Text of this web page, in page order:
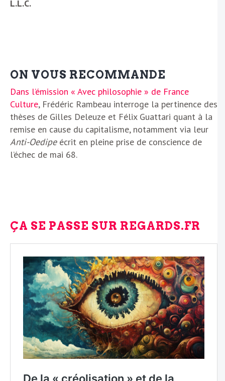
L.L.C.
ON VOUS RECOMMANDE
Dans l’émission « Avec philosophie » de France
Culture, Frédéric Rambeau interroge la pertinence des
thèses de Gilles Deleuze et Félix Guattari quant à la
remise en cause du capitalisme, notamment via leur
Anti-Oedipeécrit en pleine prise de conscience de
l’échec de mai 68.
ÇA SE PASSE SUR REGARDS.FR